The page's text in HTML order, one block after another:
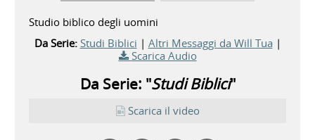
Studio biblico degli uomini
Da Serie: Studi Biblici | Altri Messaggi da Will Tua |
Scarica Audio
Da Serie: "Studi Biblici"
Scarica il video